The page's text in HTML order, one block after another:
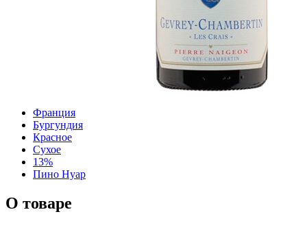
Франция
Бургундия
Красное
Сухое
13%
Пино Нуар
О товаре